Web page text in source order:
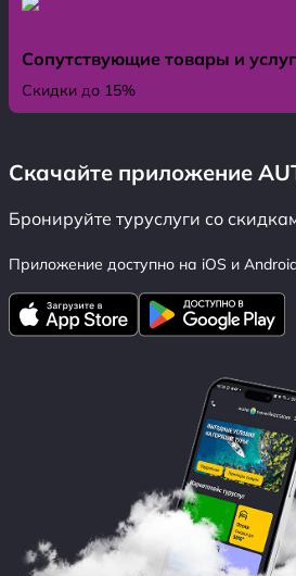
Сопутствующие товары и
Скидки до 15%
Скачайте приложение
Бронируйте туруслуги со
Приложение доступно на iOS и